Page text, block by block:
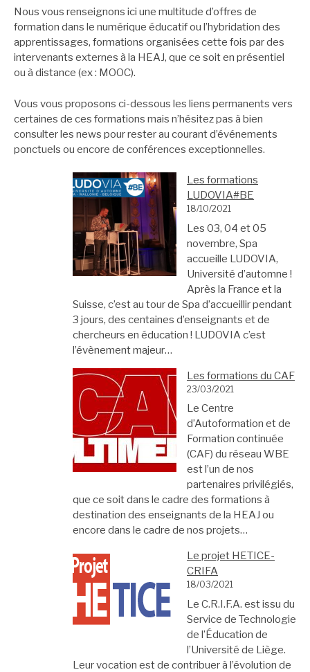
Nous vous renseignons ici une multitude d’offres de
formation dans le numérique éducatif ou l’hybridation des
apprentissages, formations organisées cette fois par des
intervenants externes à la HEAJ, que ce soit en présentiel
ou à distance (ex : MOOC).
Vous vous proposons ci-dessous les liens permanents vers
certaines de ces formations mais n’hésitez pas à bien
consulter les news pour rester au courant d’événements
ponctuels ou encore de conférences exceptionnelles.
Les formations
LUDOVIA#BE
18/10/2021
Les 03, 04 et 05
novembre, Spa
accueille LUDOVIA,
Université d’automne !
Après la France et la
Suisse, c’est au tour de Spa d’accueillir pendant
3 jours, des centaines d’enseignants et de
chercheurs en éducation ! LUDOVIA c’est
l’évènement majeur…
Les formations du CAF
23/03/2021
Le Centre
d’Autoformation et de
Formation continuée
(CAF) du réseau WBE
est l’un de nos
partenaires privilégiés,
que ce soit dans le cadre des formations à
destination des enseignants de la HEAJ ou
encore dans le cadre de nos projets…
Le projet HETICE-
CRIFA
18/03/2021
Le C.R.I.F.A. est issu du
Service de Technologie
de l’Éducation de
l’Université de Liège.
Leur vocation est de contribuer à l’évolution de